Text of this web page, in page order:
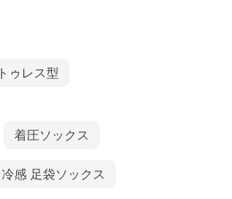
トゥレス型
着圧ソックス
冷感 足袋ソックス